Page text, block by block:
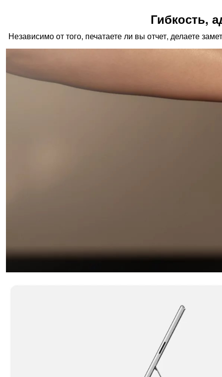
Гибкость,
Независимо от того, печатаете ли вы отчет, делаете